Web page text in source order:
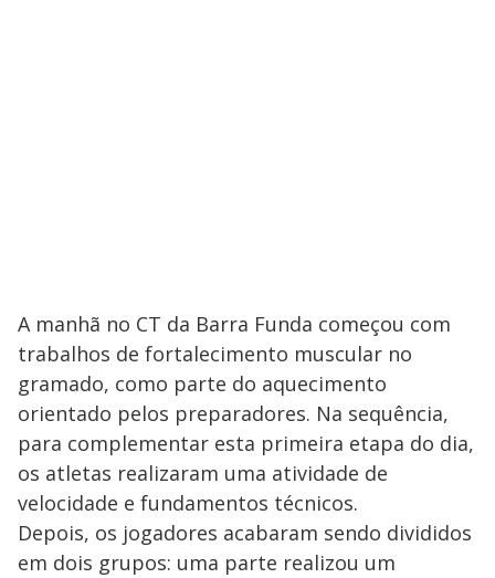
A manhã no CT da Barra Funda começou com
trabalhos de fortalecimento muscular no
gramado, como parte do aquecimento
orientado pelos preparadores. Na sequência,
para complementar esta primeira etapa do dia,
os atletas realizaram uma atividade de
velocidade e fundamentos técnicos.
Depois, os jogadores acabaram sendo divididos
em dois grupos: uma parte realizou um